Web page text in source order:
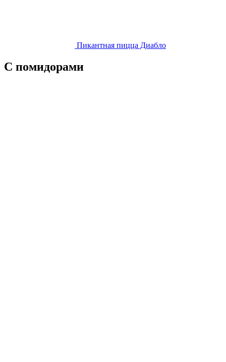
Пикантная пицца Диабло
С помидорами